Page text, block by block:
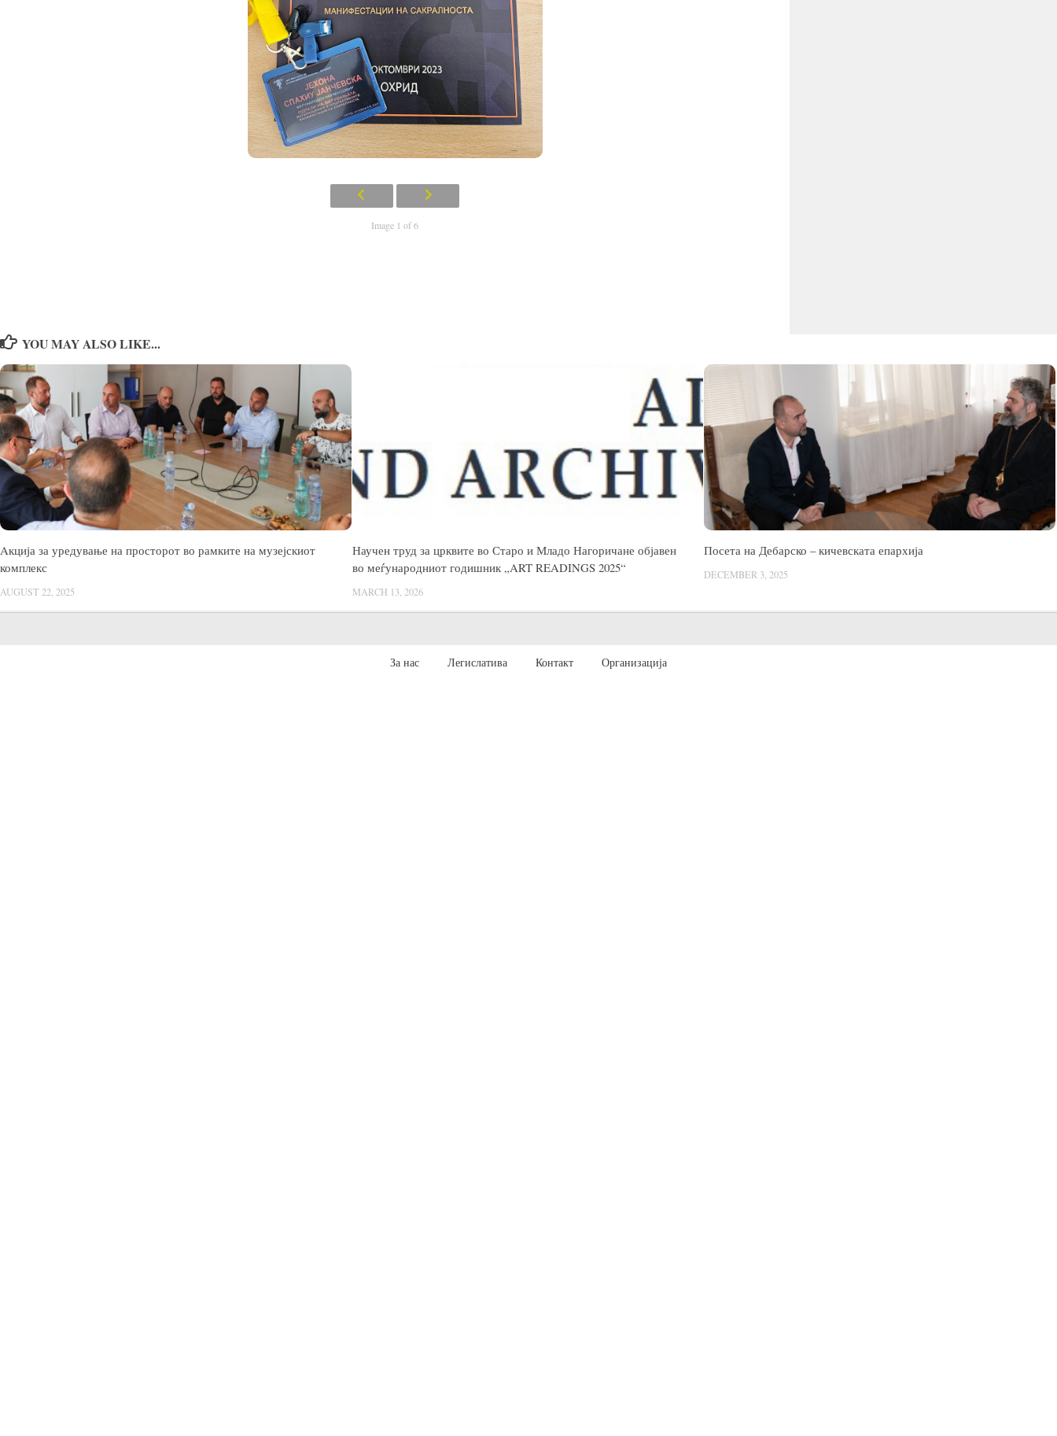
Image 1 of 6
YOU MAY ALSO LIKE...
Aкција за уредување на просторот во рамките на музејскиот
комплекс
AUGUST 22, 2025
Научен труд за црквите во Старо и Младо Нагоричане објавен
во меѓународниот годишник „ART READINGS 2025“
MARCH 13, 2026
Посета на Дебарско – кичевската епархија
DECEMBER 3, 2025
За нас Легислатива Контакт Организација